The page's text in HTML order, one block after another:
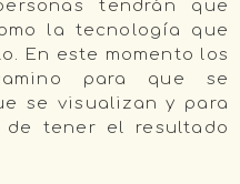
tendrán que
la tecnología que
En este momento los
para que se
se visualizan y para
de tener el resultado